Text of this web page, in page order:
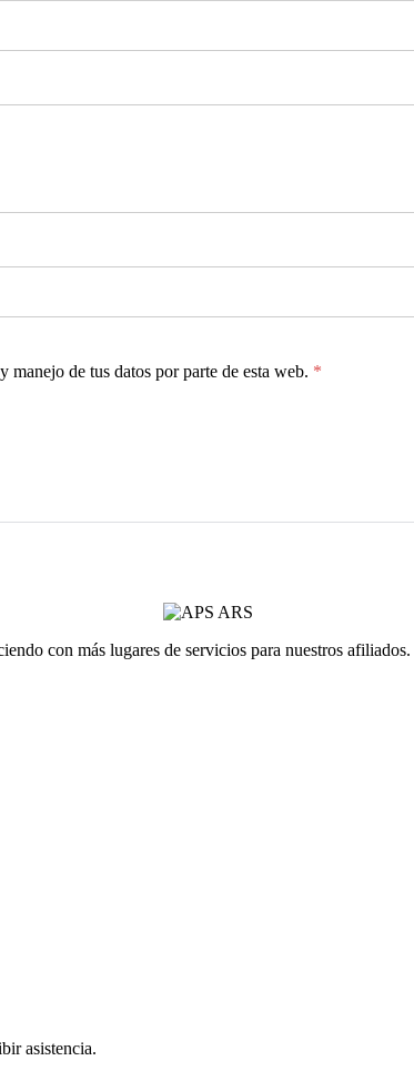
de tus datos por parte de esta web. *
con más lugares de servicios para nuestros afiliados.
asistencia.